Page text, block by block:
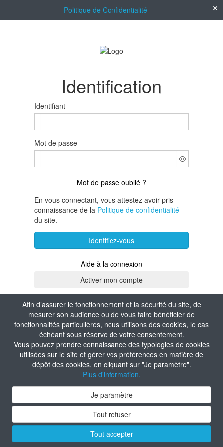
Afin d’assurer le fonctionnement et la sécurité du site, de
mesurer son audience ou de vous faire bénéficier de
fonctionnalités particulières, nous utilisons des cookies, le cas
échéant sous réserve de votre consentement.
Vous pouvez prendre connaissance des typologies de cookies
utilisées sur le site et gérer vos préférences en matière de
dépôt des cookies, en cliquant sur "Je paramètre".
Plus d'information.
Je paramètre
Tout refuser
Tout accepter
Politique de Confidentialité
Identification
Identifiant
Mot de passe
Mot de passe oublié ?
En vous connectant, vous attestez avoir pris
connaissance de la Politique de confidentialité
du site.
Identifiez-vous
Aide à la connexion